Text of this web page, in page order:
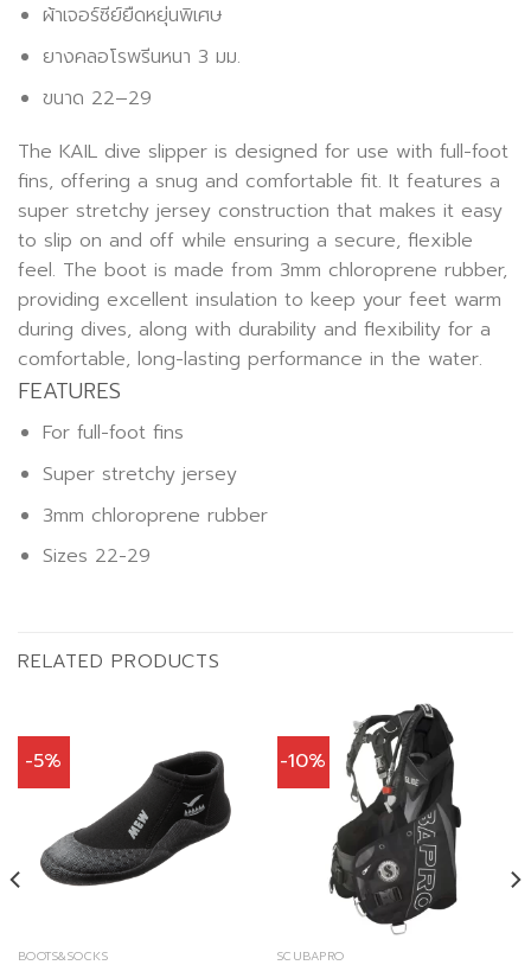
ผ้าเจอร์ซีย์ยืดหยุ่นพิเศษ
ยางคลอโรพรีนหนา 3 มม.
ขนาด 22–29
The KAIL dive slipper is designed for use with full-foot
fins, offering a snug and comfortable fit. It features a
super stretchy jersey construction that makes it easy
to slip on and off while ensuring a secure, flexible
feel. The boot is made from 3mm chloroprene rubber,
providing excellent insulation to keep your feet warm
during dives, along with durability and flexibility for a
comfortable, long-lasting performance in the water.
FEATURES
For full-foot fins
Super stretchy jersey
3mm chloroprene rubber
Sizes 22-29
RELATED PRODUCTS
-5%
BOOTS&SOCKS
-10%
SCUBAPRO